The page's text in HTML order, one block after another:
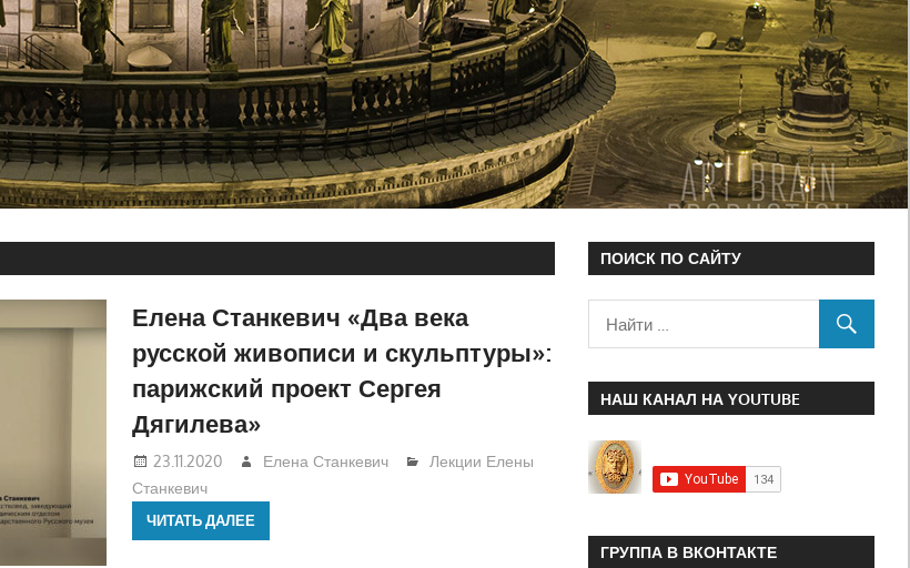
Елена Станкевич «Два века
русской живописи и скульптуры»:
парижский проект Сергея
Дягилева»
23.11.2020 Елена Станкевич
Лекции Елены
Станкевич
ЧИТАТЬ ДАЛЕЕ
ПОИСК ПО САЙТУ
НАШ КАНАЛ НА YOUTUBE
ГРУППА В ВКОНТАКТЕ